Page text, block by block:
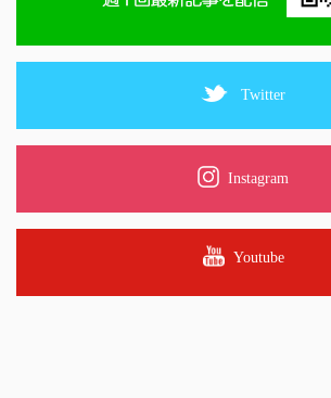
Twitter
Instagram
Youtube